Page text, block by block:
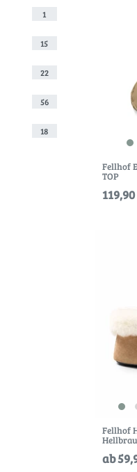
1
15
22
56
18
Fellhof
TOP
Fellhof
ab